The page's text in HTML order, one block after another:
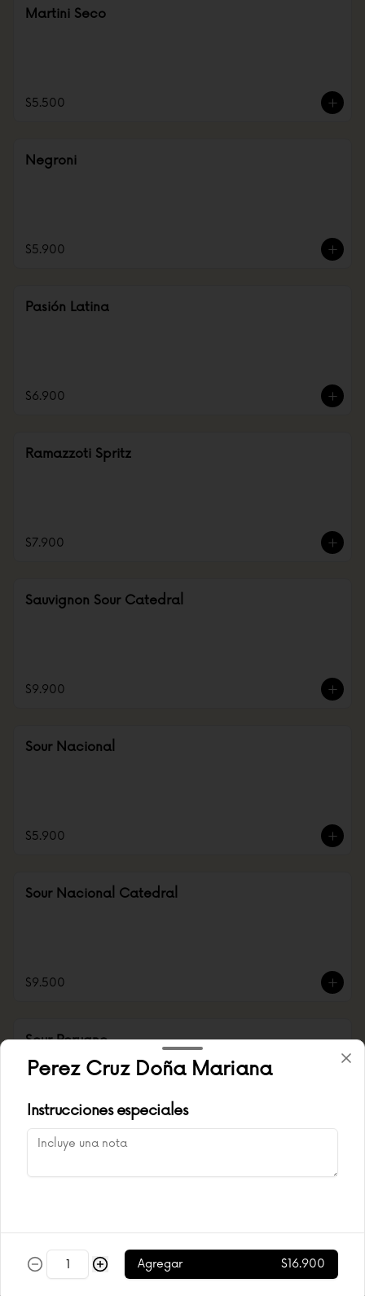
Martini Seco
$5.500
Negroni
$5.900
Pasión Latina
$6.900
Ramazzoti Spritz
$7.900
Sauvignon Sour Catedral
$9.900
Sour Nacional
$5.900
Sour Nacional Catedral
$9.500
Sour Peruano
$6.500
$7.500
Perez Cruz Doña Mariana
Instrucciones especiales
Agregar $16.900